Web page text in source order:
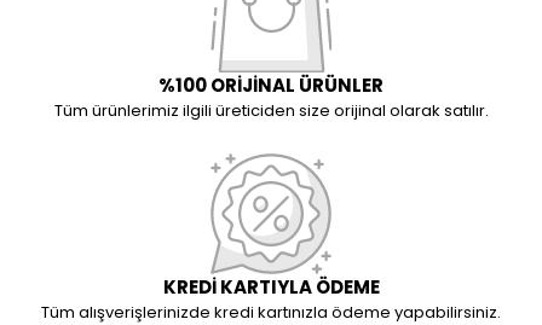
%100 ORİJİNAL ÜRÜNLER
Tüm ürünlerimiz ilgili üreticiden size orijinal olarak satılır.
KREDİ KARTIYLA ÖDEME
Tüm alışverişlerinizde kredi kartınızla ödeme yapabilirsiniz.